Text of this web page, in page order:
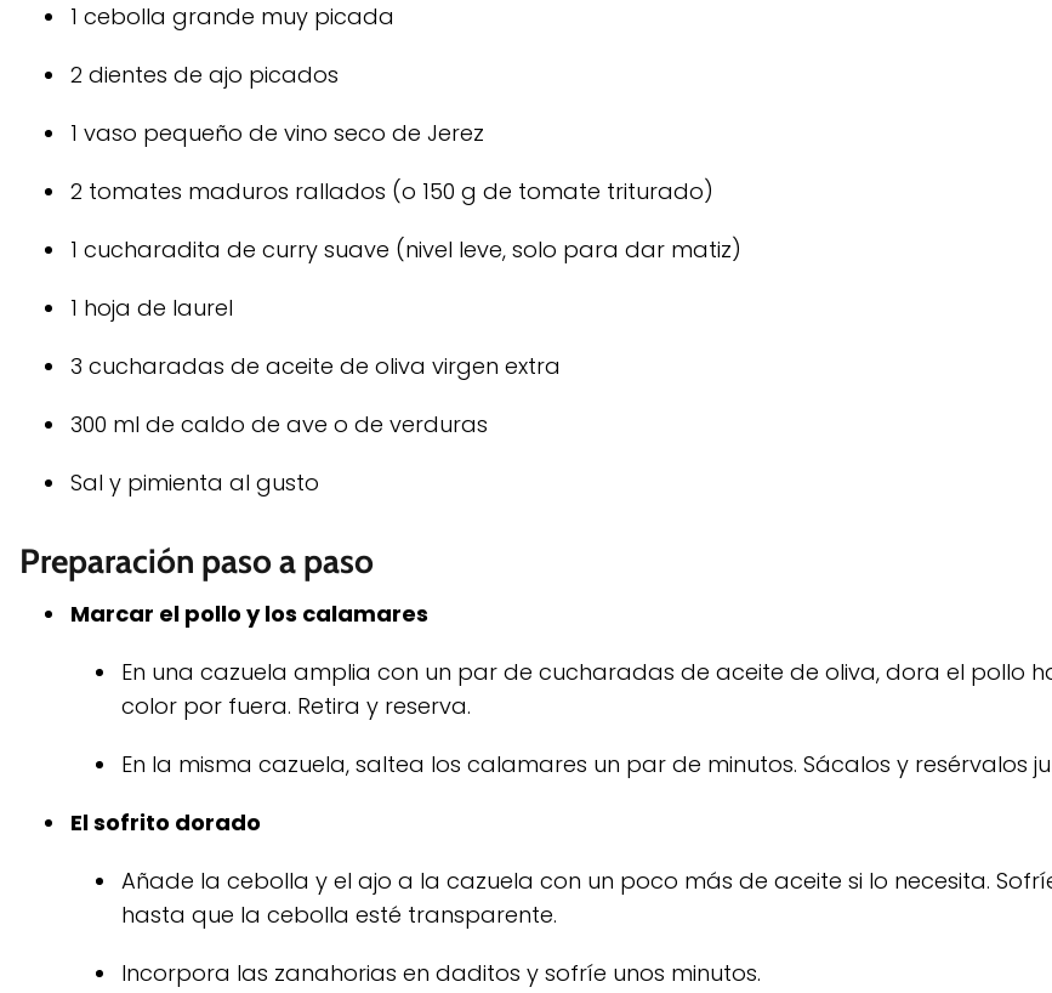
1 cebolla grande muy picada
2 dientes de ajo picados
1 vaso pequeño de vino seco de Jerez
2 tomates maduros rallados (o 150 g de tomate triturado)
1 cucharadita de curry suave (nivel leve, solo para dar matiz)
1 hoja de laurel
3 cucharadas de aceite de oliva virgen extra
300 ml de caldo de ave o de verduras
Sal y pimienta al gusto
Preparación paso a paso
Marcar el pollo y los calamares
En una cazuela amplia con un par de cucharadas de aceite de oliva, dora el pollo
color por fuera. Retira y reserva.
En la misma cazuela, saltea los calamares un par de minutos. Sácalos y resérvalos
El sofrito dorado
Añade la cebolla y el ajo a la cazuela con un poco más de aceite si lo necesita.
hasta que la cebolla esté transparente.
Incorpora las zanahorias en daditos y sofríe unos minutos.